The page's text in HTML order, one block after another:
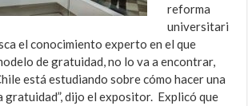
reforma
universitari
el conocimiento experto en el que
de gratuidad, no lo va a encontrar,
está estudiando sobre cómo hacer una
gratuidad”, dijo el expositor. Explicó que